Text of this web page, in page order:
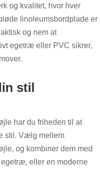
og kvalitet, hvor hver
linoleumsbordplade er
og nem at
egetræ eller PVC sikrer,
stil
har du friheden til at
stil. Vælg mellem
og kombiner dem med
eller en moderne